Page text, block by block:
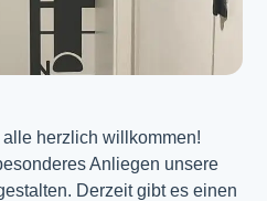
herzlich willkommen!
Anliegen unsere
Derzeit gibt es einen